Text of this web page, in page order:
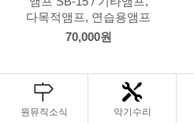
다목적앰프, 연습용앰프
70,000원
원뮤직소식 악기수리